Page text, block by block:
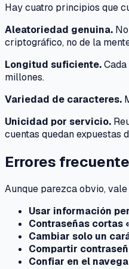
Hay cuatro principios que
Aleatoriedad genuina.
criptográfico, no de la
Longitud suficiente.
millones.
Variedad de caracteres.
Unicidad por servicio.
cuentas quedan expuestas
Errores
Aunque parezca obvio,
Usar información
Contraseñas cortas
Cambiar solo un
Compartir
Confiar en el